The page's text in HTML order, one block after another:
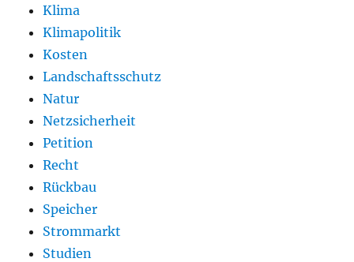
Klima
Klimapolitik
Kosten
Landschaftsschutz
Natur
Netzsicherheit
Petition
Recht
Rückbau
Speicher
Strommarkt
Studien